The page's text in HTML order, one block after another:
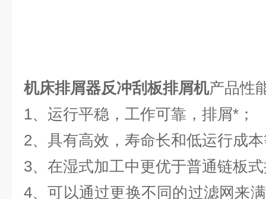
机床排屑器反冲刮板排屑机产品性
1、运行平稳，工作可靠，排屑*；
2、具有高效，寿命长和低运行成
3、在湿式加工中更优于普通链板
4、可以通过更换不同的过滤网来